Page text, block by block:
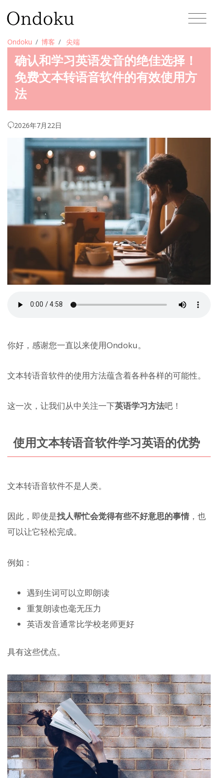
Ondoku 博客 尖端
确认和学习英语发音的绝佳选择！
免费文本转语音软件的有效使用方
法
2026年7月22日
你好，感谢您一直以来使用Ondoku。
文本转语音软件的使用方法蕴含着各种各样的可能性。
这一次，让我们从中关注一下英语学习方法吧！
使用文本转语音软件学习英语的优势
文本转语音软件不是人类。
因此，即使是找人帮忙会觉得有些不好意思的事情 ，也
可以让它轻松完成。
例如：
遇到生词可以立即朗读
重复朗读也毫无压力
英语发音通常比学校老师更好
具有这些优点。